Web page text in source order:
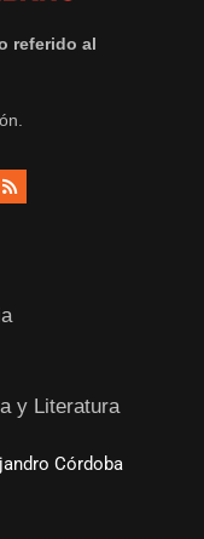
referido al
y Literatura
Córdoba